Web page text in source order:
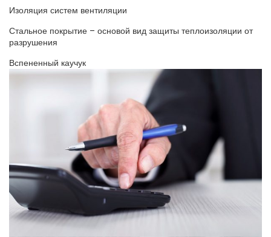
Изоляция систем вентиляции
Стальное покрытие – основой вид защиты теплоизоляции от
разрушения
Вспененный каучук